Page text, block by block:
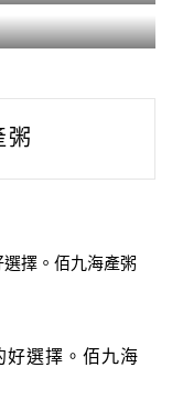
粥
好選擇。佰九海